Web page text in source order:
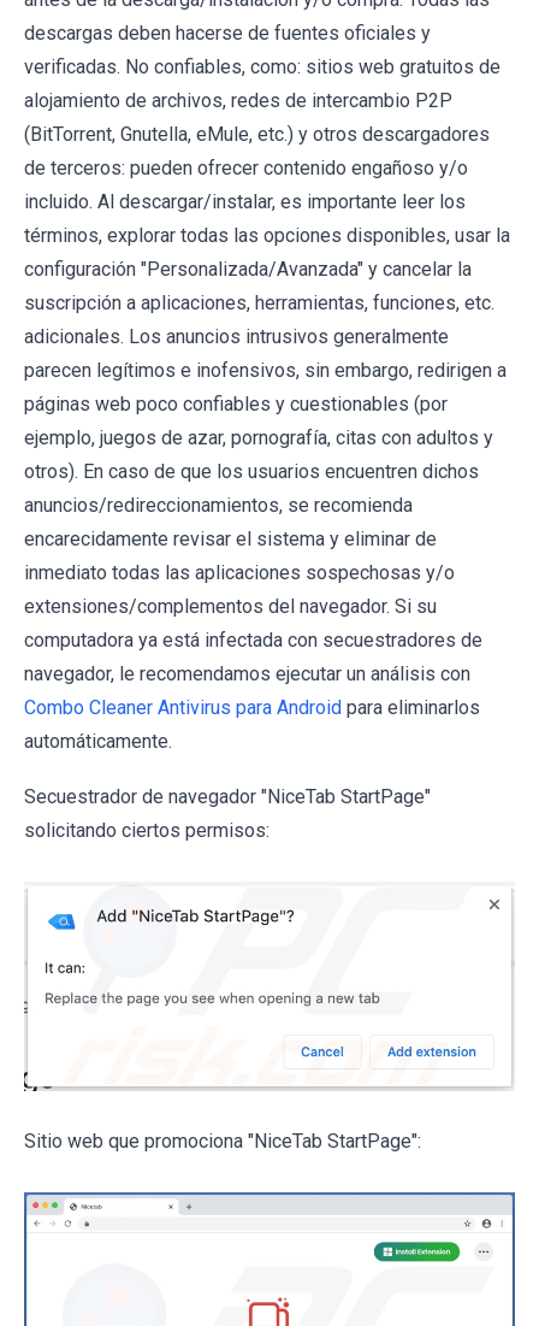
descargas deben hacerse de fuentes oficiales y
verificadas. No confiables, como: sitios web gratuitos de
alojamiento de archivos, redes de intercambio P2P
(BitTorrent, Gnutella, eMule, etc.) y otros descargadores
de terceros: pueden ofrecer contenido engañoso y/o
incluido. Al descargar/instalar, es importante leer los
términos, explorar todas las opciones disponibles, usar la
configuración "Personalizada/Avanzada" y cancelar la
suscripción a aplicaciones, herramientas, funciones, etc.
adicionales. Los anuncios intrusivos generalmente
parecen legítimos e inofensivos, sin embargo, redirigen a
páginas web poco confiables y cuestionables (por
ejemplo, juegos de azar, pornografía, citas con adultos y
otros). En caso de que los usuarios encuentren dichos
anuncios/redireccionamientos, se recomienda
encarecidamente revisar el sistema y eliminar de
inmediato todas las aplicaciones sospechosas y/o
extensiones/complementos del navegador. Si su
computadora ya está infectada con secuestradores de
navegador, le recomendamos ejecutar un análisis con
Combo Cleaner Antivirus para Android para eliminarlos
automáticamente.
Secuestrador de navegador "NiceTab StartPage"
solicitando ciertos permisos:
Sitio web que promociona "NiceTab StartPage":